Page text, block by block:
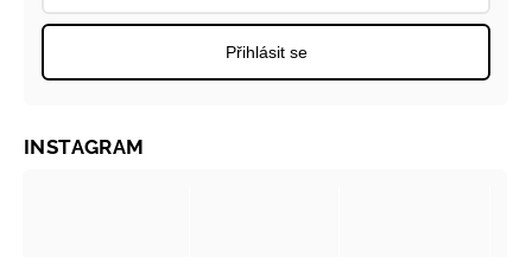
Přihlásit se
INSTAGRAM